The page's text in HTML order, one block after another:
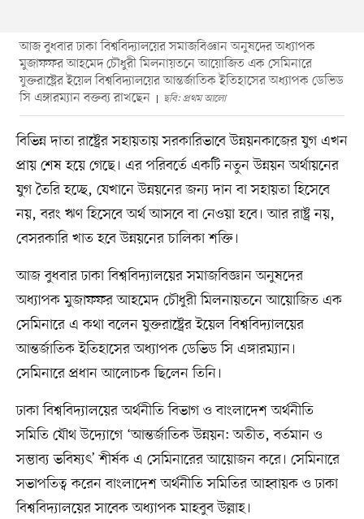
আজ বুধবার ঢাকা বিশ্ববিদ্যালয়ের সমাজবিজ্ঞান অনুষদের অধ্যাপক
মুজাফফর আহমেদ চৌধুরী মিলনায়তনে আয়োজিত এক সেমিনারে
যুক্তরাষ্ট্রের ইয়েল বিশ্ববিদ্যালয়ের আন্তর্জাতিক ইতিহাসের অধ্যাপক ডেভিড
সি এঙ্গারম্যান বক্তব্য রাখছেন
ছবি: প্রথম আলো
বিভিন্ন দাতা রাষ্ট্রের সহায়তায় সরকারিভাবে উন্নয়নকাজের যুগ এখন
প্রায় শেষ হয়ে গেছে। এর পরিবর্তে একটি নতুন উন্নয়ন অর্থায়নের
যুগ তৈরি হচ্ছে, যেখানে উন্নয়নের জন্য দান বা সহায়তা হিসেবে
নয়, বরং ঋণ হিসেবে অর্থ আসবে বা নেওয়া হবে। আর রাষ্ট্র নয়,
বেসরকারি খাত হবে উন্নয়নের চালিকা শক্তি।
আজ বুধবার ঢাকা বিশ্ববিদ্যালয়ের সমাজবিজ্ঞান অনুষদের
অধ্যাপক মুজাফফর আহমেদ চৌধুরী মিলনায়তনে আয়োজিত এক
সেমিনারে এ কথা বলেন যুক্তরাষ্ট্রের ইয়েল বিশ্ববিদ্যালয়ের
আন্তর্জাতিক ইতিহাসের অধ্যাপক ডেভিড সি এঙ্গারম্যান।
সেমিনারে প্রধান আলোচক ছিলেন তিনি।
ঢাকা বিশ্ববিদ্যালয়ের অর্থনীতি বিভাগ ও বাংলাদেশ অর্থনীতি
সমিতি যৌথ উদ্যোগে ‘আন্তর্জাতিক উন্নয়ন: অতীত, বর্তমান ও
সম্ভাব্য ভবিষ্যৎ’ শীর্ষক এ সেমিনারের আয়োজন করে। সেমিনারে
সভাপতিত্ব করেন বাংলাদেশ অর্থনীতি সমিতির আহ্বায়ক ও ঢাকা
বিশ্ববিদ্যালয়ের সাবেক অধ্যাপক মাহবুব উল্লাহ।